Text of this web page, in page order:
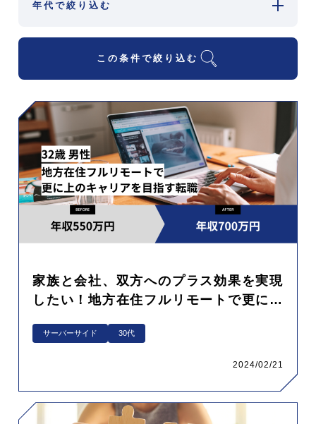
年代で絞り込む
この条件で絞り込む
家族と会社、双方へのプラス効果を実現
したい！地方在住フルリモートで更に上
サーバーサイド 30代
2024/02/21